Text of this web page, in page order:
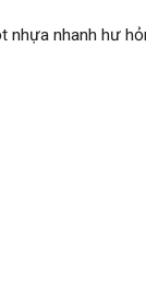
nhựa nhanh hư